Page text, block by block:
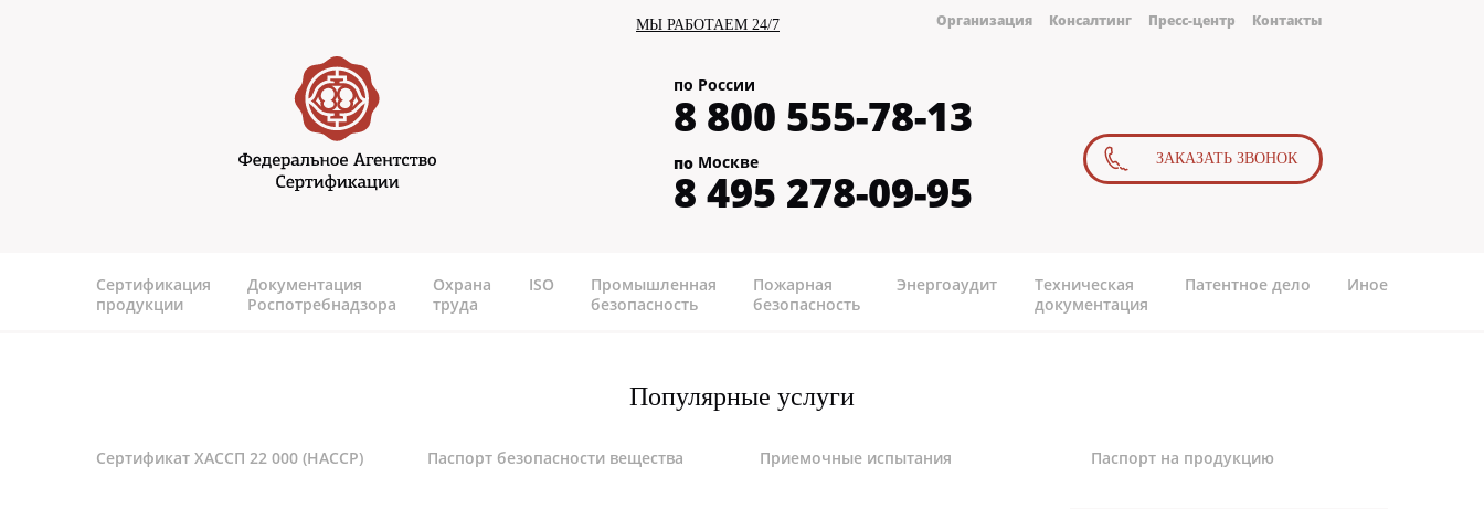
МЫ РАБОТАЕМ 24/7 Организация Консалтинг Пресс-центр Контакты
ЗАКАЗАТЬ ЗВОНОК
по России
8 800 555-78-13
по Москве
8 495 278-09-95
Сертификация
продукции
Документация
Роспотребнадзора
Охрана
труда
ISO
Промышленная
безопасность
Пожарная
безопасность
Энергоаудит
Техническая
документация
Патентное дело Иное
Популярные услуги
Сертификат ХАССП 22 000 (HACCP) Паспорт безопасности вещества Приемочные испытания Паспорт на продукцию